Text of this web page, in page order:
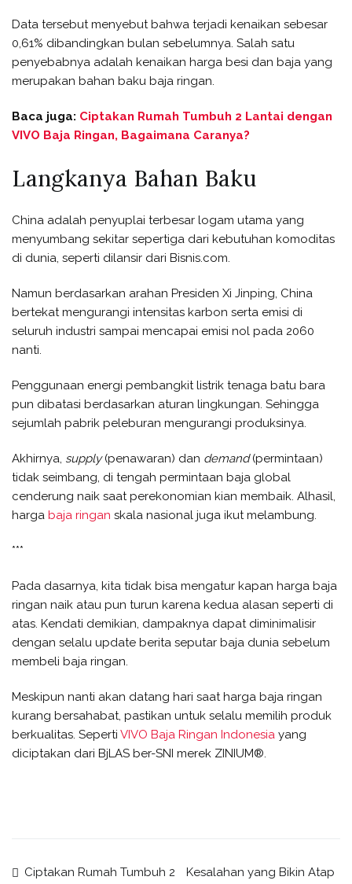
Data tersebut menyebut bahwa terjadi kenaikan sebesar
0,61% dibandingkan bulan sebelumnya. Salah satu
penyebabnya adalah kenaikan harga besi dan baja yang
merupakan bahan baku baja ringan.
Baca juga: Ciptakan Rumah Tumbuh 2 Lantai dengan
VIVO Baja Ringan, Bagaimana Caranya?
Langkanya Bahan Baku
China adalah penyuplai terbesar logam utama yang
menyumbang sekitar sepertiga dari kebutuhan komoditas
di dunia, seperti dilansir dari Bisnis.com.
Namun berdasarkan arahan Presiden Xi Jinping, China
bertekat mengurangi intensitas karbon serta emisi di
seluruh industri sampai mencapai emisi nol pada 2060
nanti.
Penggunaan energi pembangkit listrik tenaga batu bara
pun dibatasi berdasarkan aturan lingkungan. Sehingga
sejumlah pabrik peleburan mengurangi produksinya.
Akhirnya, supply(penawaran) dan demand(permintaan)
tidak seimbang, di tengah permintaan baja global
cenderung naik saat perekonomian kian membaik. Alhasil,
harga baja ringan skala nasional juga ikut melambung.
***
Pada dasarnya, kita tidak bisa mengatur kapan harga baja
ringan naik atau pun turun karena kedua alasan seperti di
atas. Kendati demikian, dampaknya dapat diminimalisir
dengan selalu update berita seputar baja dunia sebelum
membeli baja ringan.
Meskipun nanti akan datang hari saat harga baja ringan
kurang bersahabat, pastikan untuk selalu memilih produk
berkualitas. Seperti VIVO Baja Ringan Indonesia yang
diciptakan dari BjLAS ber-SNI merek ZINIUM®.
Ciptakan Rumah Tumbuh 2
Kesalahan yang Bikin Atap